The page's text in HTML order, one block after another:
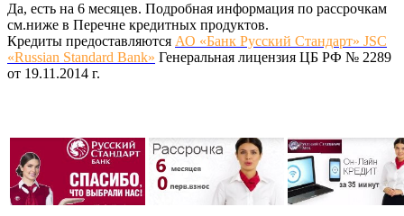
Да, есть на 6 месяцев. Подробная информация по рассрочкам
см.ниже в Перечне кредитных продуктов.
Кредиты предоставляются АО «Банк Русский Стандарт» JSC
«Russian Standard Bank» Генеральная лицензия ЦБ РФ № 2289
от 19.11.2014 г.